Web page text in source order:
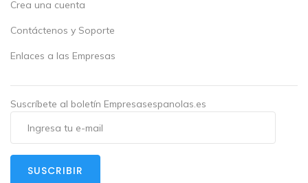
Crea una cuenta
Contáctenos y Soporte
Enlaces a las Empresas
Suscríbete al boletín Empresasespanolas.es
SUSCRIBIR